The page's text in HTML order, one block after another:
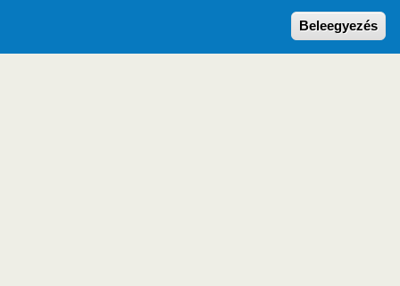
Beleegyezés